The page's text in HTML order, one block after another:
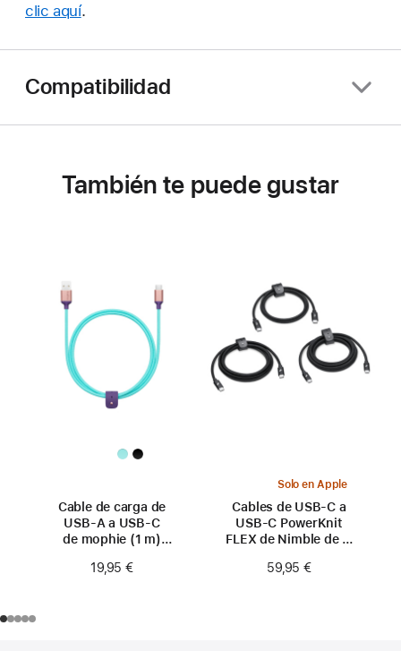
clic aquí.
Compatibilidad
También te puede gustar
Cable de carga de
USB-A a USB-C
de mophie (1 m)
19,95 €
Solo en Apple
Cables de USB-C a
USB-C PowerKnit
FLEX de Nimble de 1,
59,95 €